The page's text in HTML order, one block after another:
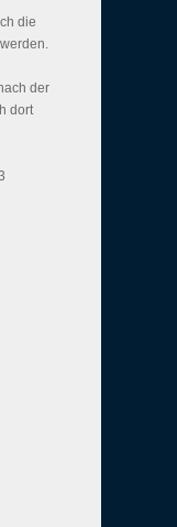
die
der
dort